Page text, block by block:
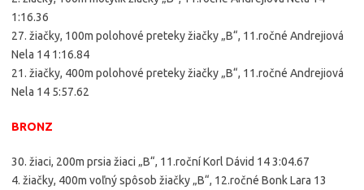
1:16.36
27. žiačky, 100m polohové preteky žiačky „B“, 11.ročné Andrejiová
Nela 14 1:16.84
21. žiačky, 400m polohové preteky žiačky „B“, 11.ročné Andrejiová
Nela 14 5:57.62
BRONZ
30. žiaci, 200m prsia žiaci „B“, 11.roční Korl Dávid 14 3:04.67
4. žiačky, 400m voľný spôsob žiačky „B“, 12.ročné Bonk Lara 13